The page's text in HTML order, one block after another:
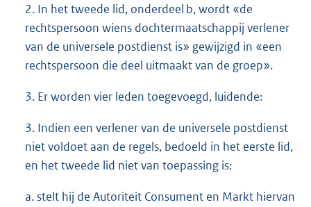
2. In het tweede lid, onderdeel b, wordt «de
rechtspersoon wiens dochtermaatschappij verlener
van de universele postdienst is» gewijzigd in «een
rechtspersoon die deel uitmaakt van de groep».
3. Er worden vier leden toegevoegd, luidende:
3. Indien een verlener van de universele postdienst
niet voldoet aan de regels, bedoeld in het eerste lid,
en het tweede lid niet van toepassing is:
a. stelt hij de Autoriteit Consument en Markt hiervan